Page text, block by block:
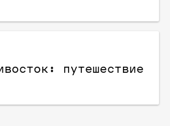
путешествие